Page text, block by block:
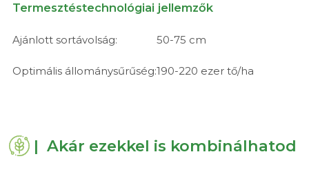
Termesztéstechnológiai jellemzők
Ajánlott sortávolság: 50-75 cm
Optimális állománysűrűség:190-220 ezer tő/ha
| Akár ezekkel is kombinálhatod